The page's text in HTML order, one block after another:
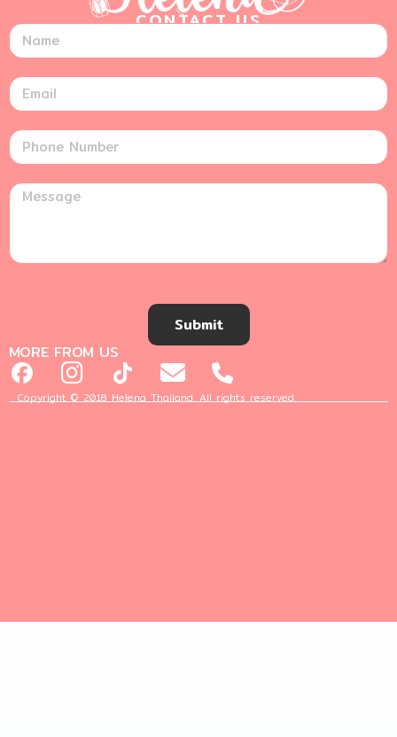
CONTACT US
Submit
MORE FROM US
Copyright © 2018 Helena Thailand. All rights reserved.